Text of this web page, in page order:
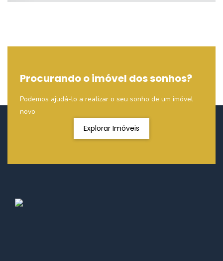
Procurando o imóvel dos sonhos?
Podemos ajudá-lo a realizar o seu sonho de um imóvel
novo
Explorar Imóveis